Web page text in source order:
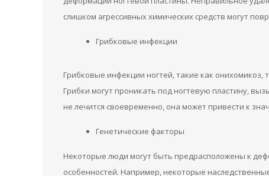
слишком агрессивных химических средств могут
Грибковые инфекции
Грибковые инфекции ногтей, такие как
Грибки могут проникать под ногтевую пластину,
не лечится своевременно, она может привести к
Генетические факторы
Некоторые люди могут быть предрасположены к
особенностей. Например, некоторые